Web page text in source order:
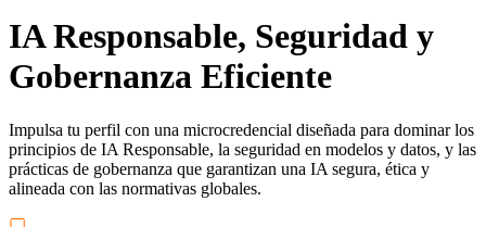
IA Responsable, Seguridad y
Gobernanza Eficiente
Impulsa tu perfil con una microcredencial diseñada para dominar los
principios de IA Responsable, la seguridad en modelos y datos, y las
prácticas de gobernanza que garantizan una IA segura, ética y
alineada con las normativas globales.